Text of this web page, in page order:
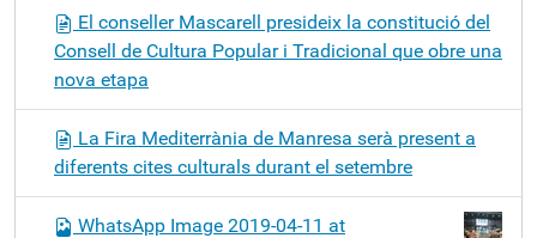
El conseller Mascarell presideix la constitució del
Consell de Cultura Popular i Tradicional que obre una
nova etapa
La Fira Mediterrània de Manresa serà present a
diferents cites culturals durant el setembre
WhatsApp Image 2019-04-11 at